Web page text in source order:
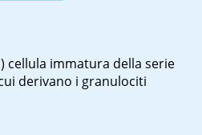
cellula immatura della serie
derivano i granulociti